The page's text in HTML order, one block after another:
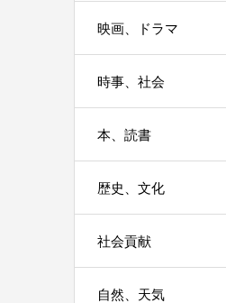
映画、ドラマ
時事、社会
本、読書
歴史、文化
社会貢献
自然、天気